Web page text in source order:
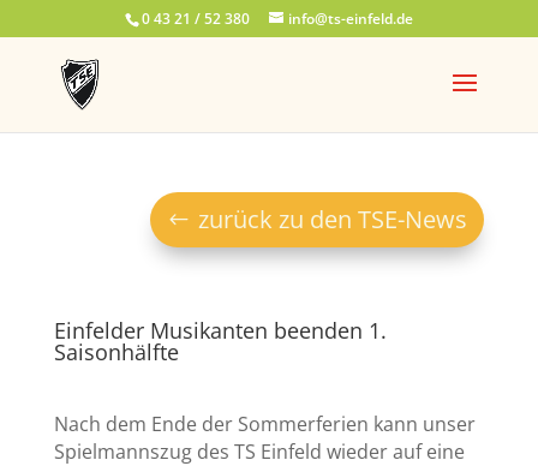
0 43 21 / 52 380 info@ts-einfeld.de
zurück zu den TSE-News
Einfelder Musikanten beenden 1.
Saisonhälfte
Nach dem Ende der Sommerferien kann unser
Spielmannszug des TS Einfeld wieder auf eine